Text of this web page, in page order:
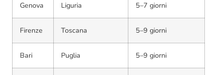
Genova Liguria 5–7 giorni
Firenze Toscana 5–9 giorni
Bari Puglia 5–9 giorni